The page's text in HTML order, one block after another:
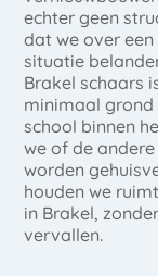
echter geen
dat we over
situatie
Brakel schaars
minimaal grond
school binnen
we of de
worden
houden we
in Brakel,
vervallen.